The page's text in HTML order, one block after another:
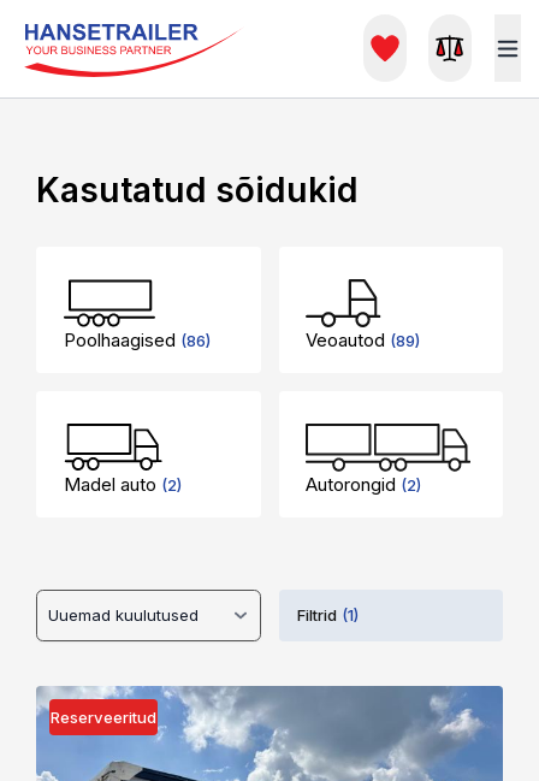
Kasutatud sõidukid
Poolhaagised (86) Veoautod (89)
Madel auto (2) Autorongid (2)
Filtrid(1)
Reserveeritud